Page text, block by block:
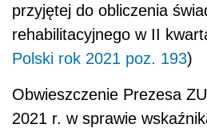
przyjętej do obliczenia
rehabilitacyjnego w II
Polski rok 2021 poz. 193)
Obwieszczenie Prezesa
2021 r. w sprawie